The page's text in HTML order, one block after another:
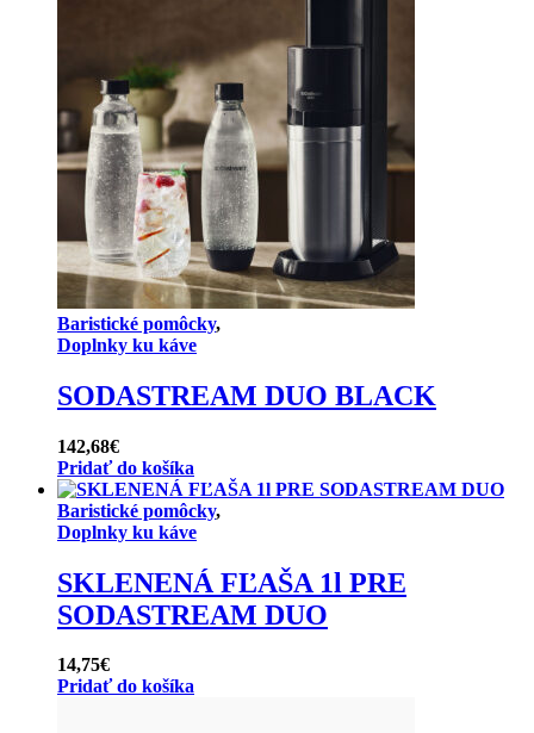
Baristické pomôcky,
Doplnky ku káve
SODASTREAM DUO BLACK
142,68€
Pridať do košíka
Baristické pomôcky,
Doplnky ku káve
SKLENENÁ FĽAŠA 1l PRE
SODASTREAM DUO
14,75€
Pridať do košíka